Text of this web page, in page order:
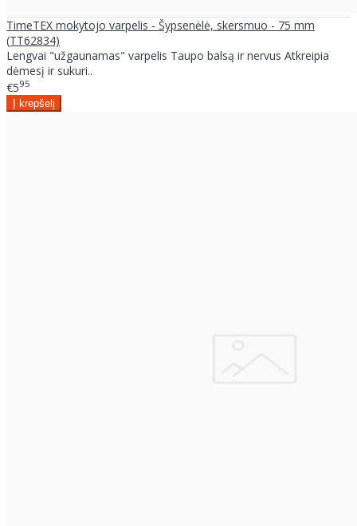
TimeTEX mokytojo varpelis - Šypsenėlė, skersmuo - 75 mm
(TT62834)
Lengvai "užgaunamas" varpelis Taupo balsą ir nervus Atkreipia
dėmesį ir sukuri..
€595